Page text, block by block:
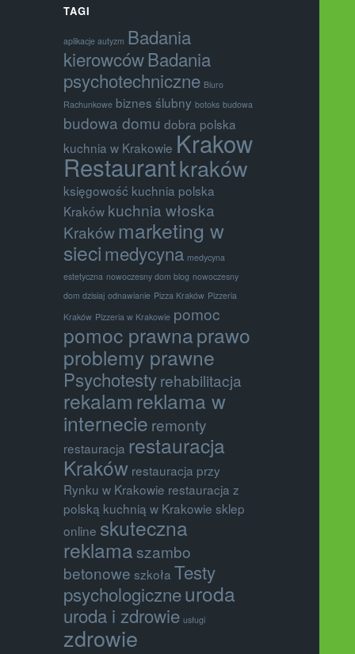
TAGI
aplikacje autyzm Badania
kierowcówBadania
psychotechniczne Biuro
Rachunkowe biznes ślubny botoks budowa
budowa domu dobra polska
kuchnia w Krakowie Krakow
Restaurantkraków
księgowość kuchnia polska
Kraków kuchnia włoska
Krakówmarketing w
siecimedycyna medycyna
estetyczna nowoczesny dom blog nowoczesny
dom dzisiaj odnawianie Pizza Kraków Pizzeria
Kraków Pizzeria w Krakowie pomoc
pomoc prawnaprawo
problemy prawne
Psychotestyrehabilitacja
rekalam reklama w
internecie remonty
restauracja restauracja
Kraków restauracja przy
Rynku w Krakowie restauracja z
polską kuchnią w Krakowie sklep
online skuteczna
reklama szambo
betonowe szkoła Testy
psychologiczneuroda
uroda i zdrowie usługi
zdrowie